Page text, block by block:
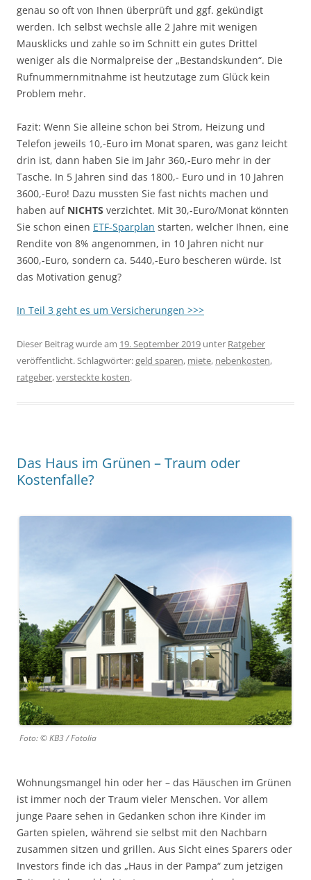
genau so oft von Ihnen überprüft und ggf. gekündigt
werden. Ich selbst wechsle alle 2 Jahre mit wenigen
Mausklicks und zahle so im Schnitt ein gutes Drittel
weniger als die Normalpreise der „Bestandskunden“. Die
Rufnummernmitnahme ist heutzutage zum Glück kein
Problem mehr.
Fazit: Wenn Sie alleine schon bei Strom, Heizung und
Telefon jeweils 10,-Euro im Monat sparen, was ganz leicht
drin ist, dann haben Sie im Jahr 360,-Euro mehr in der
Tasche. In 5 Jahren sind das 1800,- Euro und in 10 Jahren
3600,-Euro! Dazu mussten Sie fast nichts machen und
haben auf NICHTS verzichtet. Mit 30,-Euro/Monat könnten
Sie schon einen ETF-Sparplan starten, welcher Ihnen, eine
Rendite von 8% angenommen, in 10 Jahren nicht nur
3600,-Euro, sondern ca. 5440,-Euro bescheren würde. Ist
das Motivation genug?
In Teil 3 geht es um Versicherungen >>>
Dieser Beitrag wurde am 19. September 2019 unter Ratgeber
veröffentlicht. Schlagwörter:geld sparen, miete, nebenkosten,
ratgeber,versteckte kosten.
Das Haus im Grünen – Traum oder
Kostenfalle?
Foto: © KB3 / Fotolia
Wohnungsmangel hin oder her – das Häuschen im Grünen
ist immer noch der Traum vieler Menschen. Vor allem
junge Paare sehen in Gedanken schon ihre Kinder im
Garten spielen, während sie selbst mit den Nachbarn
zusammen sitzen und grillen. Aus Sicht eines Sparers oder
Investors finde ich das „Haus in der Pampa“ zum jetzigen